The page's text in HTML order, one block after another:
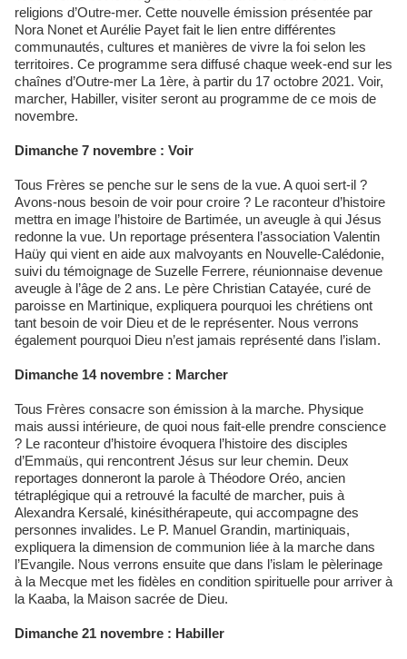
religions d’Outre-mer. Cette nouvelle émission présentée par
Nora Nonet et Aurélie Payet fait le lien entre différentes
communautés, cultures et manières de vivre la foi selon les
territoires. Ce programme sera diffusé chaque week-end sur les
chaînes d’Outre-mer La 1ère, à partir du 17 octobre 2021. Voir,
marcher, Habiller, visiter seront au programme de ce mois de
novembre.
Dimanche 7 novembre : Voir
Tous Frères se penche sur le sens de la vue. A quoi sert-il ?
Avons-nous besoin de voir pour croire ? Le raconteur d’histoire
mettra en image l’histoire de Bartimée, un aveugle à qui Jésus
redonne la vue. Un reportage présentera l’association Valentin
Haüy qui vient en aide aux malvoyants en Nouvelle-Calédonie,
suivi du témoignage de Suzelle Ferrere, réunionnaise devenue
aveugle à l’âge de 2 ans. Le père Christian Catayée, curé de
paroisse en Martinique, expliquera pourquoi les chrétiens ont
tant besoin de voir Dieu et de le représenter. Nous verrons
également pourquoi Dieu n’est jamais représenté dans l’islam.
Dimanche 14 novembre : Marcher
Tous Frères consacre son émission à la marche. Physique
mais aussi intérieure, de quoi nous fait-elle prendre conscience
? Le raconteur d’histoire évoquera l’histoire des disciples
d’Emmaüs, qui rencontrent Jésus sur leur chemin. Deux
reportages donneront la parole à Théodore Oréo, ancien
tétraplégique qui a retrouvé la faculté de marcher, puis à
Alexandra Kersalé, kinésithérapeute, qui accompagne des
personnes invalides. Le P. Manuel Grandin, martiniquais,
expliquera la dimension de communion liée à la marche dans
l’Evangile. Nous verrons ensuite que dans l’islam le pèlerinage
à la Mecque met les fidèles en condition spirituelle pour arriver à
la Kaaba, la Maison sacrée de Dieu.
Dimanche 21 novembre : Habiller